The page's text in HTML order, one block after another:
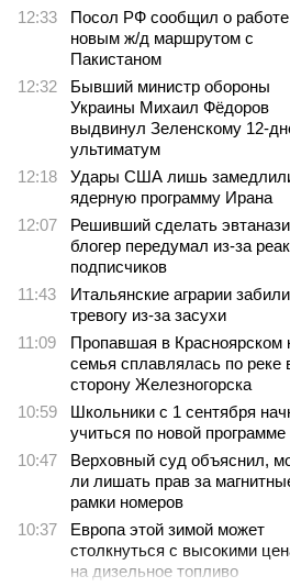
12:33
Посол РФ сообщил о
новым ж/д маршрутом с
Пакистаном
12:32
Бывший министр обороны
Украины Михаил Фёдоров
выдвинул Зеленскому 12-
ультиматум
12:18
Удары США лишь
ядерную программу Ирана
12:07
Решивший сделать
блогер передумал из-за
подписчиков
11:43
Итальянские аграрии забили
тревогу из-за засухи
11:09
Пропавшая в Красноярском
семья сплавлялась по реке
сторону Железногорска
10:59
Школьники с 1 сентября
учиться по новой программе
10:47
Верховный суд объяснил,
ли лишать прав за
рамки номеров
10:37
Европа этой зимой может
столкнуться с высокими
на дизельное топливо